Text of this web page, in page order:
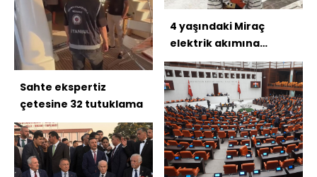
Sahte ekspertiz
çetesine 32 tutuklama
4 yaşındaki Miraç
elektrik akımına
kapıldı